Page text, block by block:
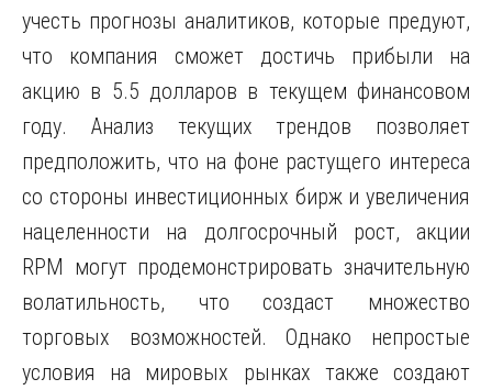
учесть прогнозы аналитиков, которые предуют,
что компания сможет достичь прибыли на
акцию в 5.5 долларов в текущем финансовом
году. Анализ текущих трендов позволяет
предположить, что на фоне растущего интереса
со стороны инвестиционных бирж и увеличения
нацеленности на долгосрочный рост, акции
RPM могут продемонстрировать значительную
волатильность, что создаст множество
торговых возможностей. Однако непростые
условия на мировых рынках также создают